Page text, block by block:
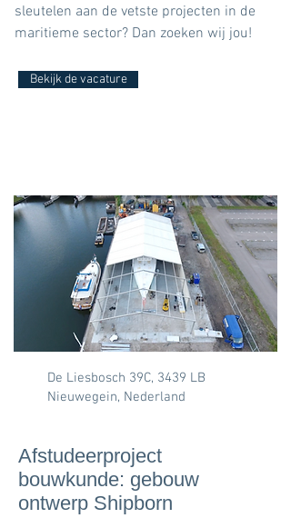
sleutelen aan de vetste projecten in de
maritieme sector? Dan zoeken wij jou!
Bekijk de vacature
De Liesbosch 39C, 3439 LB
Nieuwegein, Nederland
Afstudeerproject
bouwkunde: gebouw
ontwerp Shipborn